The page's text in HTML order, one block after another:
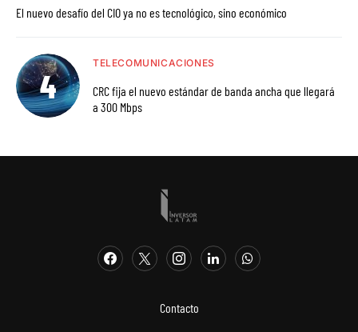
El nuevo desafío del CIO ya no es tecnológico, sino económico
TELECOMUNICACIONES
CRC fija el nuevo estándar de banda ancha que llegará
a 300 Mbps
Contacto